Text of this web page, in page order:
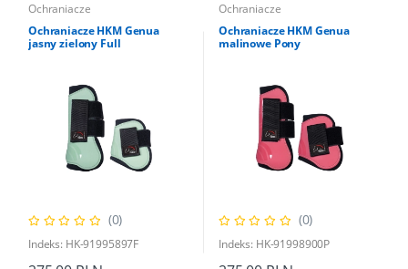
Ochraniacze
Ochraniacze HKM Genua
jasny zielony Full
(0)
Indeks: HK-91995897F
Ochraniacze
Ochraniacze HKM Genua
malinowe Pony
(0)
Indeks: HK-91998900P